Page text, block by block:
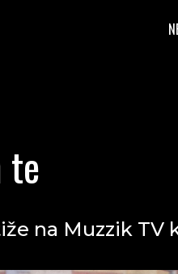
te
na Muzzik TV